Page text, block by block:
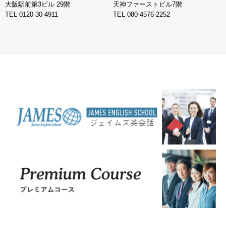
大阪駅前第3ビル 29階
TEL 0120-30-4911
天神ファーストビル7階
TEL 080-4576-2252